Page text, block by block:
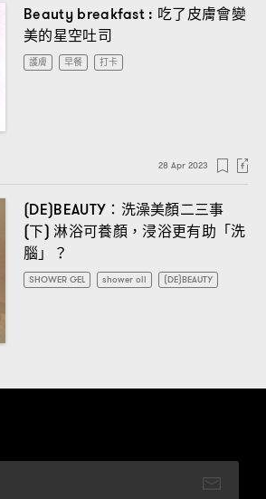
Beauty breakfast : 吃了皮膚會變
美的星空吐司
護膚 早餐 打卡
28 Apr 2023
(DE)BEAUTY： 洗澡美顏二三事
(下) 淋浴可養顏，浸浴更有助「洗
腦」
？
SHOWER GEL shower oil (DE)BEAUTY